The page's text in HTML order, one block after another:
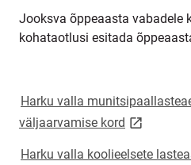
Jooksva õppeaasta vabadele
kohataotlusi esitada
Harku valla
väljaarvamise kord link opens
Harku valla koolieelsete